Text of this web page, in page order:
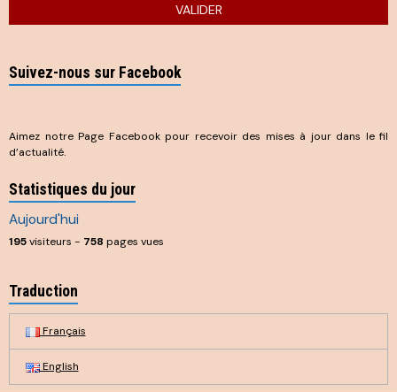
VALIDER
Suivez-nous sur Facebook
Aimez notre Page Facebook pour recevoir des mises à jour dans le fil
d’actualité.
Statistiques du jour
Aujourd'hui
195visiteurs - 758 pages vues
Traduction
Français
English